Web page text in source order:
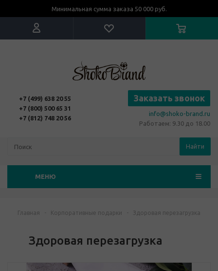
Минимальная сумма заказа 50 000 руб.
+7 (499) 638 20 55
+7 (800) 500 65 31
+7 (812) 748 20 56
Заказать звонок
info@shoko-brand.ru
Работаем: 9.30 до 18.00
Найти
МЕНЮ
Главная - Корпоративные подарки - Здоровая перезагрузка
Здоровая перезагрузка